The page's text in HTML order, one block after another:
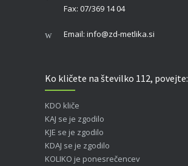
Fax: 07/369 14 04
Email: info@zd-metlika.si
Ko kličete na številko 112, povejte:
KDO kliče
KAJ se je zgodilo
KJE se je zgodilo
KDAJ se je zgodilo
KOLIKO je ponesrečencev